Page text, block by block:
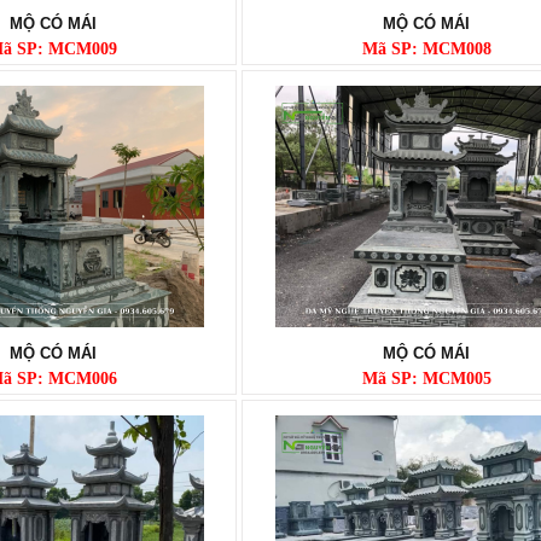
MỘ CÓ MÁI
SP: MCM009
MỘ CÓ MÁI
Mã SP: MCM008
MỘ CÓ MÁI
SP: MCM006
MỘ CÓ MÁI
Mã SP: MCM005